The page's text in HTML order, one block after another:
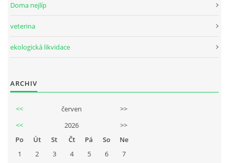
Doma nejlíp
veterina
ekologická likvidace
ARCHIV
<< červen
>>
<<
2026
>>
Po
Út St Čt Pá So
Ne
1
2 3 4 5 6
7